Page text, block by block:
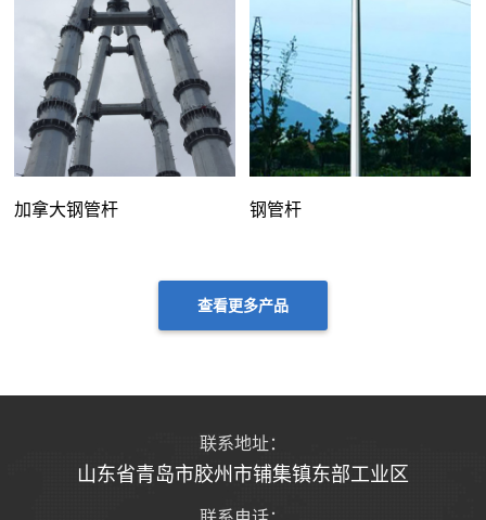
加拿大钢管杆 钢管杆
查看更多产品
联系地址：
山东省青岛市胶州市铺集镇东部工业区